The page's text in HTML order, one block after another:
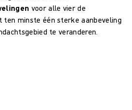
voor alle vier de
ten minste één sterke aanbeveling
te veranderen.